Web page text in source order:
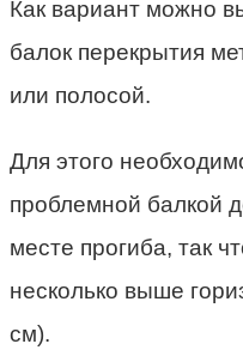
Как вариант можно
балок перекрытия
или полосой.
Для этого
проблемной балкой
месте прогиба, так
несколько выше
см).